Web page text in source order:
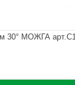
30° МОЖГА